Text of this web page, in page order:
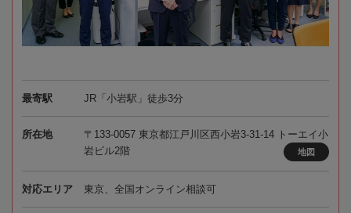
最寄駅 JR「小岩駅」徒歩3分
所在地
〒133-0057 東京都江戸川区西小岩3-31-14 トーエイ小
岩ビル2階
地図
対応エリア 東京、全国オンライン相談可